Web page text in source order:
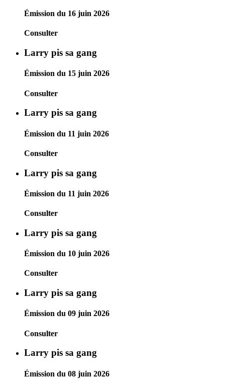
Émission du 16 juin 2026
Consulter
Larry pis sa gang
Émission du 15 juin 2026
Consulter
Larry pis sa gang
Émission du 11 juin 2026
Consulter
Larry pis sa gang
Émission du 11 juin 2026
Consulter
Larry pis sa gang
Émission du 10 juin 2026
Consulter
Larry pis sa gang
Émission du 09 juin 2026
Consulter
Larry pis sa gang
Émission du 08 juin 2026